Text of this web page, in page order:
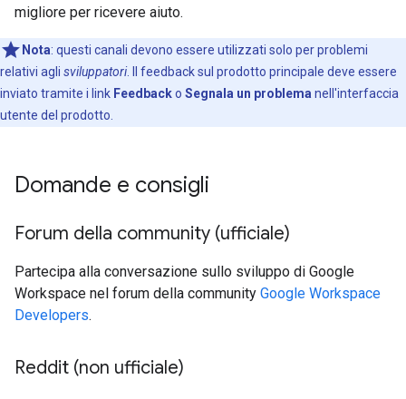
migliore per ricevere aiuto.
Nota: questi canali devono essere utilizzati solo per problemi
relativi agli sviluppatori. Il feedback sul prodotto principale deve essere
inviato tramite i link Feedbacko Segnala un problema nell'interfaccia
utente del prodotto.
Domande e consigli
Forum della community (ufficiale)
Partecipa alla conversazione sullo sviluppo di Google
Workspace nel forum della community Google Workspace
Developers.
Reddit (non ufficiale)